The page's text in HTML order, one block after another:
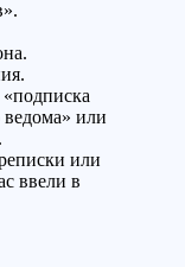
ведома» или
или
ввели в